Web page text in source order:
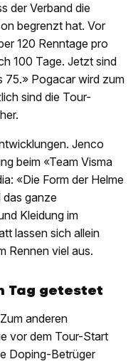
der Verband die
begrenzt hat. Vor
120 Renntage pro
100 Tage. Jetzt sind
75.» Pogacar wird zum
sind die Tour-
Jenco
beim «Team Visma
«Die Form der Helme
das ganze
Kleidung im
lassen sich allein
Rennen viel aus.
Tag getestet
anderen
vor dem Tour-Start
Doping-Betrüger